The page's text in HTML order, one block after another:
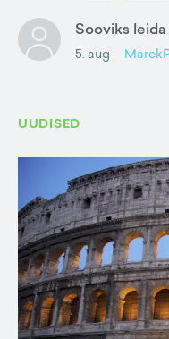
Sooviks
5. aug
UUDISED